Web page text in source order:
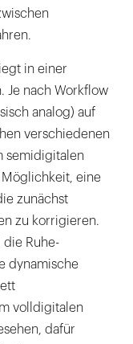
in einer
Je nach Workflow
analog) auf
verschiedenen
semidigitalen
Möglichkeit, eine
zunächst
zu korrigieren.
die Ruhe-
dynamische
volldigitalen
dafür